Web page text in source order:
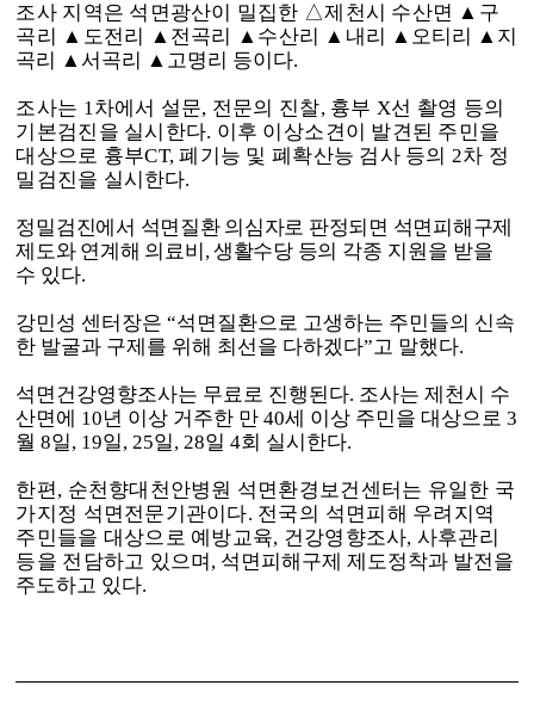
조사 지역은 석면광산이 밀집한 △제천시 수산면 ▲ 구
곡리 ▲ 도전리 ▲ 전곡리 ▲ 수산리 ▲ 내리 ▲ 오티리 ▲ 지
곡리 ▲ 서곡리 ▲ 고명리 등이다.
조사는 1차에서 설문, 전문의 진찰, 흉부 X선 촬영 등의
기본검진을 실시한다. 이후 이상소견이 발견된 주민을
대상으로 흉부CT,폐기능 및 폐확산능 검사 등의 2차 정
밀검진을 실시한다.
정밀검진에서 석면질환 의심자로 판정되면 석면피해구제
제도와 연계해 의료비 ,생활수당 등의 각종 지원을 받을
수 있다.
강민성 센터장은“석면질환으로 고생하는 주민들의 신속
한 발굴과 구제를 위해 최선을 다하겠다”고 말했다.
석면건강영향조사는 무료로 진행된다. 조사는 제천시 수
산면에 10년 이상 거주한 만40세 이상 주민을 대상으로3
월8일, 19일, 25일, 28일4회 실시한다.
한편, 순천향대천안병원 석면환경보건센터는 유일한 국
가지정 석면전문기관이다. 전국의 석 면피해 우려지역
주민들을 대상으로 예방교육, 건강영향조사, 사후관리
등을 전담하고 있으며 , 석면피해구제 제도정착과 발전을
주도하고 있다.